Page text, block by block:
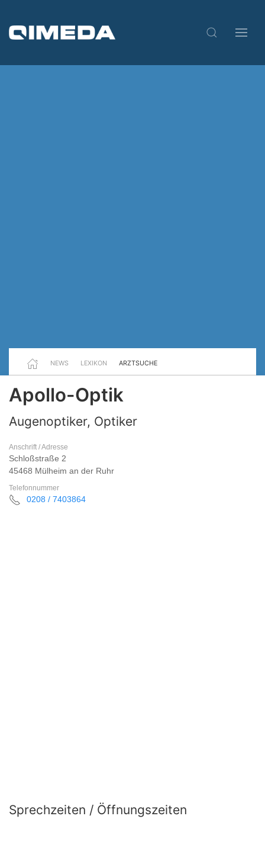
NEWS LEXIKON ARZTSUCHE
Apollo-Optik
Augenoptiker, Optiker
Anschrift / Adresse
Schloßstraße 2
45468 Mülheim an der Ruhr
Telefonnummer
0208 / 7403864
Sprechzeiten / Öffnungszeiten